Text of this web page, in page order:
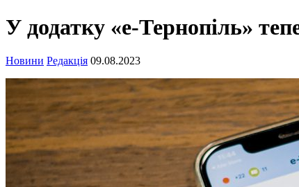
У додатку «е-Тернопіль»
Новини Редакція 09.08.2023